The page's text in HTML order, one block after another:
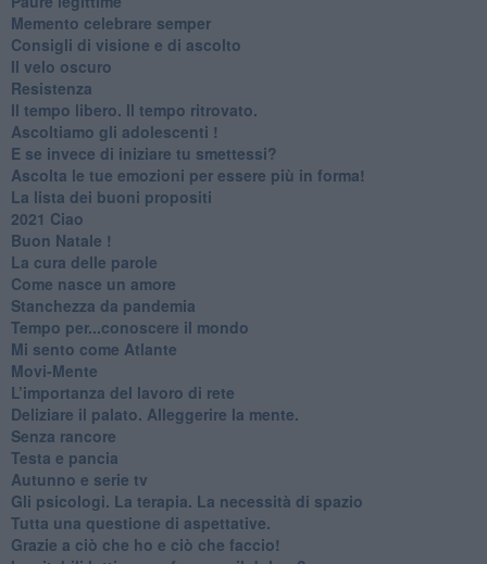
​Memento celebrare semper
​Consigli di visione e di ascolto
​Il velo oscuro
Resistenza
​Il tempo libero. Il tempo ritrovato.
Ascoltiamo gli adolescenti !
​E se invece di iniziare tu smettessi?
​Ascolta le tue emozioni per essere più in forma!
​La lista dei buoni propositi
2021 Ciao
Buon Natale !
​La cura delle parole
​Come nasce un amore
Stanchezza da pandemia
​Tempo per...conoscere il mondo
​Mi sento come Atlante
​Movi-Mente
​L’importanza del lavoro di rete
​Deliziare il palato. Alleggerire la mente.
​Senza rancore
​Testa e pancia
​Autunno e serie tv
​Gli psicologi. La terapia. La necessità di spazio
​Tutta una questione di aspettative.
​Grazie a ciò che ho e ciò che faccio!